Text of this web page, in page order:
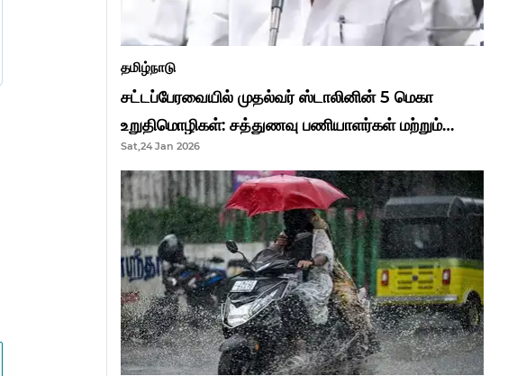
தமிழ்நாடு
சட்டப்பேரவையில் முதல்வர் ஸ்டாலினின் 5 மெகா
உறுதிமொழிகள்: சத்துணவு பணியாளர்கள் மற்றும்
ஆசிரியர்களுக்கு ஜாக்பாட்!
Sat,24 Jan 2026